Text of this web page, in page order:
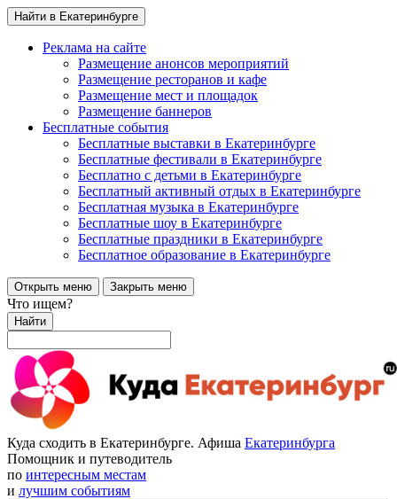
Найти в Екатеринбурге
Реклама на сайте
Размещение анонсов мероприятий
Размещение ресторанов и кафе
Размещение мест и площадок
Размещение баннеров
Бесплатные события
Бесплатные выставки в Екатеринбурге
Бесплатные фестивали в Екатеринбурге
Бесплатно с детьми в Екатеринбурге
Бесплатный активный отдых в Екатеринбурге
Бесплатная музыка в Екатеринбурге
Бесплатные шоу в Екатеринбурге
Бесплатные праздники в Екатеринбурге
Бесплатное образование в Екатеринбурге
Открыть меню Закрыть меню
Что ищем?
Найти
Куда сходить в Екатеринбурге. Афиша Екатеринбурга
Помощник и путеводитель
по интересным местам
и лучшим событиям